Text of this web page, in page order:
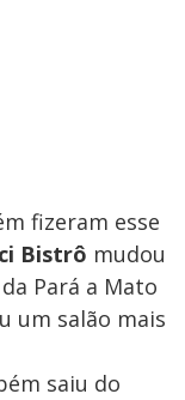
fizeram esse
Bistrô mudou
Pará a Mato
um salão mais
saiu do